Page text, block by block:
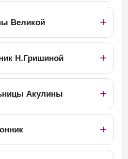
Великой
Н.Гришиной
Акулины